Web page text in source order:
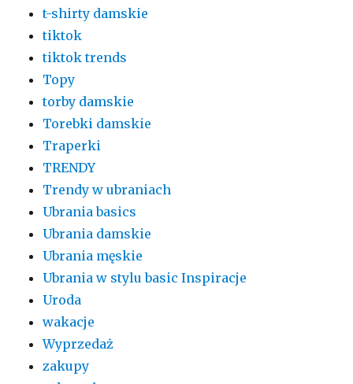
t-shirty damskie
tiktok
tiktok trends
Topy
torby damskie
Torebki damskie
Traperki
TRENDY
Trendy w ubraniach
Ubrania basics
Ubrania damskie
Ubrania męskie
Ubrania w stylu basic Inspiracje
Uroda
wakacje
Wyprzedaż
zakupy